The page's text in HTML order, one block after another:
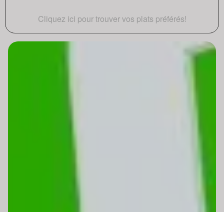
Cliquez ici pour trouver vos plats préférés!